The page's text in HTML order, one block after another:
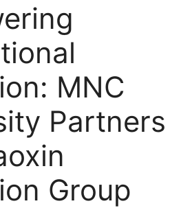
MNC
Partners
Group